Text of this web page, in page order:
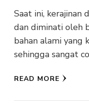
Saat ini, kerajinan
dan diminati oleh
bahan alami yang
sehingga sangat
READ MORE